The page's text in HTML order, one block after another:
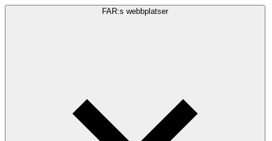
FAR:s webbplatser